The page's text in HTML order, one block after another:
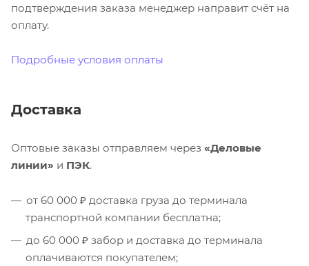
подтверждения заказа менеджер направит счёт на
оплату.
Подробные условия оплаты
Доставка
Оптовые заказы отправляем через «Деловые
линии» и ПЭК.
от 60 000 ₽ доставка груза до терминала
транспортной компании бесплатна;
до 60 000 ₽ забор и доставка до терминала
оплачиваются покупателем;